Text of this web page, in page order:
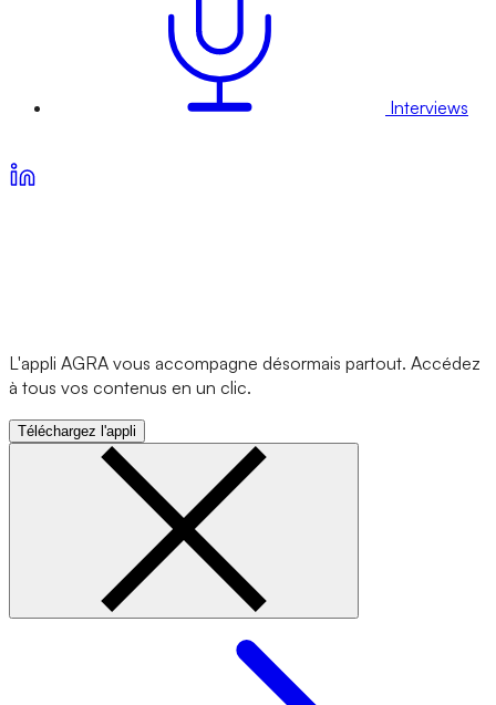
Interviews
L'appli AGRA vous accompagne désormais partout. Accédez
à tous vos contenus en un clic.
Téléchargez l'appli